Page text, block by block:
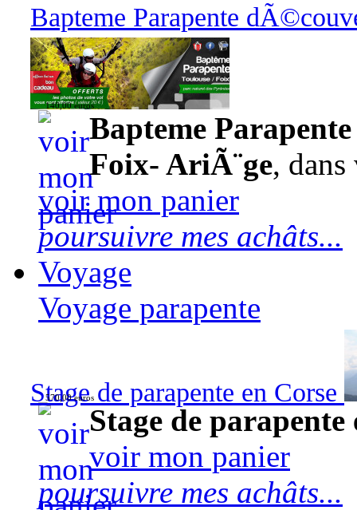
Bapteme Parapente
140,00 euros
Bapteme
Foix- AriÃ¨ge,
voir mon panier
poursuivre mes achâts...
Voyage
Voyage parapente
Stage de parapente en Corse
570,00 euros
Stage de
voir mon panier
poursuivre mes achâts...